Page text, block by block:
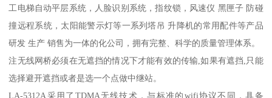
工电梯自动平层系统，人脸识别系统，指纹锁，风速仪 黑匣子 防碰
撞远程系统，太阳能警示灯等一系列塔吊 升降机的常用配件等产品
研发 生产 销售为一体的化公司，拥有完整、科学的质量管理体系。
注无线网桥必须在无遮挡的情况下才能有效的传输,如果有遮挡,只能
选择避开遮挡或者是选一个点做中继站。
LA-5312A采用了TDMA无线技术，与标准的wifi协议不同，具备